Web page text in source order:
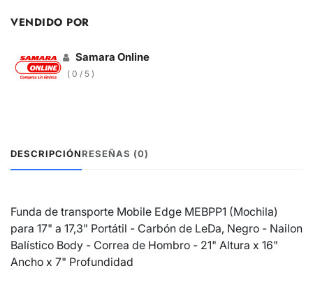
VENDIDO POR
Samara Online
( 0 / 5 )
DESCRIPCIÓNRESEÑAS (0)
Funda de transporte Mobile Edge MEBPP1 (Mochila)
para 17" a 17,3" Portátil - Carbón de LeDa, Negro - Nailon
Balístico Body - Correa de Hombro - 21" Altura x 16"
Ancho x 7" Profundidad